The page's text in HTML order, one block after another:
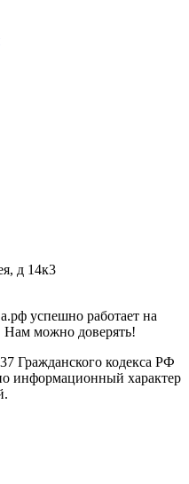
д 14к3
успешно работает на
Нам можно доверять!
Гражданского кодекса РФ
информационный характер